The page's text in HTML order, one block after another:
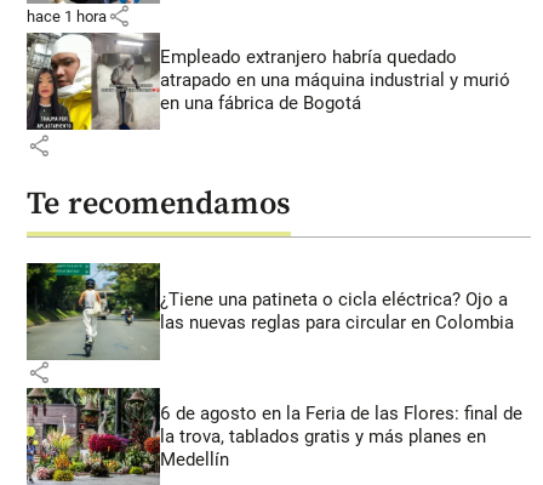
hace 1 hora share
Empleado extranjero habría quedado
atrapado en una máquina industrial y murió
en una fábrica de Bogotá
share
Te recomendamos
¿Tiene una patineta o cicla eléctrica? Ojo a
las nuevas reglas para circular en Colombia
share
6 de agosto en la Feria de las Flores: final de
la trova, tablados gratis y más planes en
Medellín